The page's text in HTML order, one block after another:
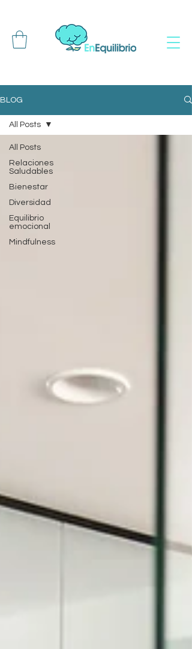
BLOG
All Posts
Relaciones
Saludables
Bienestar
Diversidad
Equilibrio
emocional
Mindfulness
All Posts